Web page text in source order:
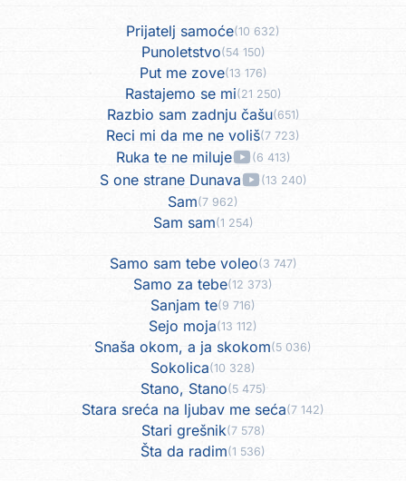
Prijatelj samoće(10 632)
Punoletstvo(54 150)
Put me zove(13 176)
Rastajemo se mi(21 250)
Razbio sam zadnju čašu(651)
Reci mi da me ne voliš(7 723)
Ruka te ne miluje (6 413)
S one strane Dunava (13 240)
Sam(7 962)
Sam sam(1 254)
Samo sam tebe voleo(3 747)
Samo za tebe(12 373)
Sanjam te(9 716)
Sejo moja(13 112)
Snaša okom, a ja skokom(5 036)
Sokolica(10 328)
Stano, Stano(5 475)
Stara sreća na ljubav me seća(7 142)
Stari grešnik(7 578)
Šta da radim(1 536)